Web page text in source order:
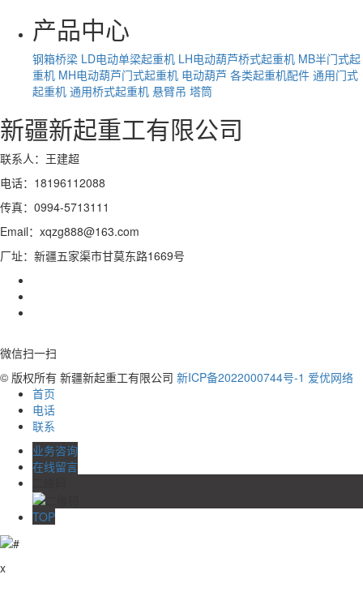
产品中心
钢箱桥梁 LD电动单梁起重机 LH电动葫芦桥式起重机 MB半门式起
重机 MH电动葫芦门式起重机 电动葫芦 各类起重机配件 通用门式
起重机 通用桥式起重机 悬臂吊 塔筒
新疆新起重工有限公司
联系人：王建超
电话：18196112088
传真：0994-5713111
Email：xqzg888@163.com
厂址：新疆五家渠市甘莫东路1669号
微信扫一扫
© 版权所有 新疆新起重工有限公司 新ICP备2022000744号-1 爱优网络
首页
电话
联系
业务咨询
在线留言
TOP
x